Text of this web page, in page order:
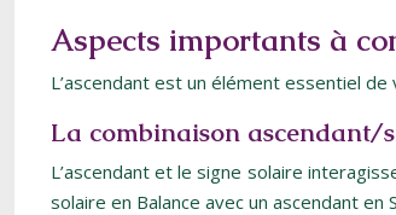
Aspects importants à
L’ascendant est un élément essentiel
La combinaison ascendant/
L’ascendant et le signe solaire
solaire en Balance avec un ascendant